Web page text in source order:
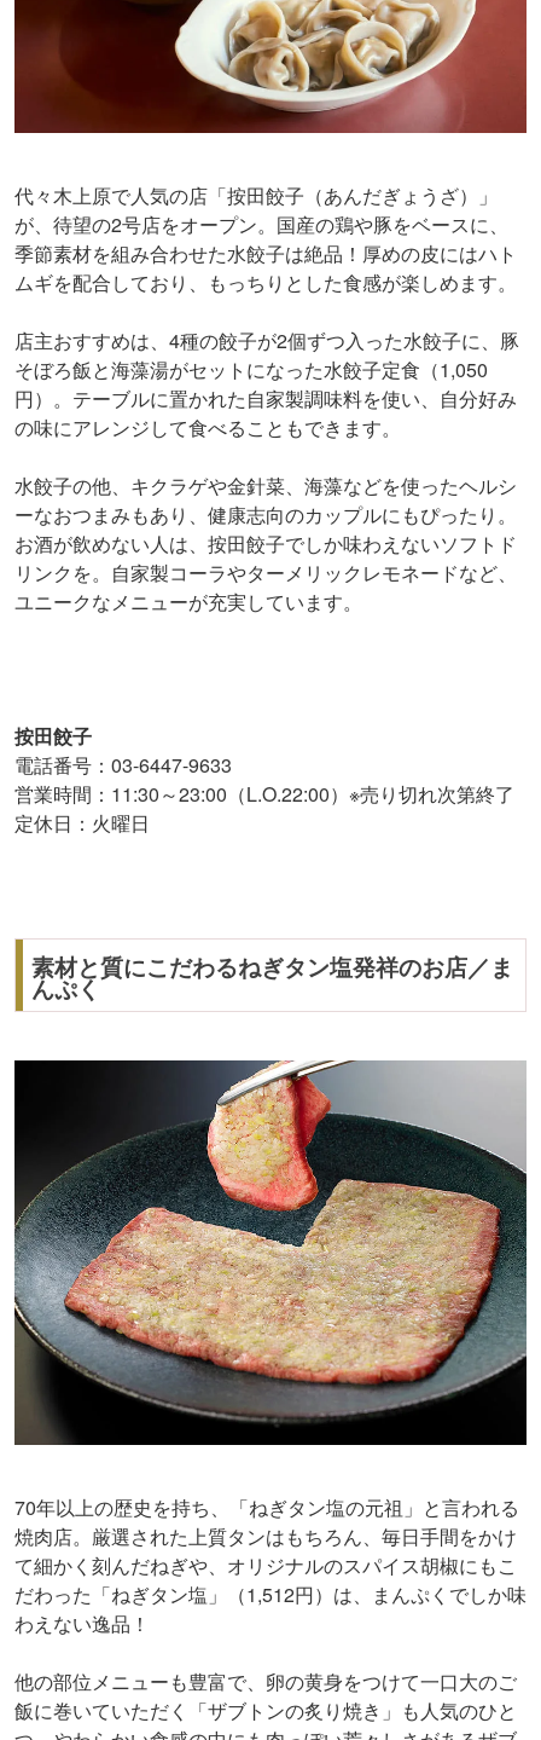
代々木上原で人気の店「按田餃子（あんだぎょうざ）」
が、待望の2号店をオープン。国産の鶏や豚をベースに、
季節素材を組み合わせた水餃子は絶品！厚めの皮にはハト
ムギを配合しており、もっちりとした食感が楽しめます。
店主おすすめは、4種の餃子が2個ずつ入った水餃子に、豚
そぼろ飯と海藻湯がセットになった水餃子定食（1,050
円）。テーブルに置かれた自家製調味料を使い、自分好み
の味にアレンジして食べることもできます。
水餃子の他、キクラゲや金針菜、海藻などを使ったヘルシ
ーなおつまみもあり、健康志向のカップルにもぴったり。
お酒が飲めない人は、按田餃子でしか味わえないソフトド
リンクを。自家製コーラやターメリックレモネードなど、
ユニークなメニューが充実しています。
按田餃子
電話番号：03-6447-9633
営業時間：11:30～23:00（L.O.22:00）※売り切れ次第終了
定休日：火曜日
素材と質にこだわるねぎタン塩発祥のお店／ま
んぷく
70年以上の歴史を持ち、「ねぎタン塩の元祖」と言われる
焼肉店。厳選された上質タンはもちろん、毎日手間をかけ
て細かく刻んだねぎや、オリジナルのスパイス胡椒にもこ
だわった「ねぎタン塩」（1,512円）は、まんぷくでしか味
わえない逸品！
他の部位メニューも豊富で、卵の黄身をつけて一口大のご
飯に巻いていただく「ザブトンの炙り焼き」も人気のひと